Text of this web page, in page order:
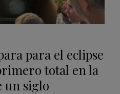
para el eclipse
total en la
un siglo